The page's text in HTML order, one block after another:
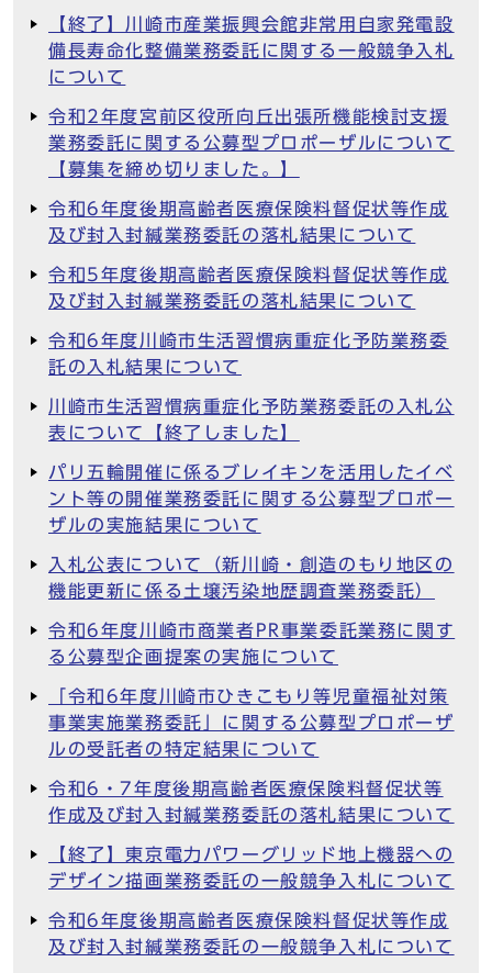
【終了】川崎市産業振興会館非常用自家発電設
備長寿命化整備業務委託に関する一般競争入札
について
令和2年度宮前区役所向丘出張所機能検討支援
業務委託に関する公募型プロポーザルについて
【募集を締め切りました。】
令和6年度後期高齢者医療保険料督促状等作成
及び封入封緘業務委託の落札結果について
令和5年度後期高齢者医療保険料督促状等作成
及び封入封緘業務委託の落札結果について
令和6年度川崎市生活習慣病重症化予防業務委
託の入札結果について
川崎市生活習慣病重症化予防業務委託の入札公
表について【終了しました】
パリ五輪開催に係るブレイキンを活用したイベ
ント等の開催業務委託に関する公募型プロポー
ザルの実施結果について
入札公表について（新川崎・創造のもり地区の
機能更新に係る土壌汚染地歴調査業務委託）
令和6年度川崎市商業者PR事業委託業務に関す
る公募型企画提案の実施について
「令和6年度川崎市ひきこもり等児童福祉対策
事業実施業務委託」に関する公募型プロポーザ
ルの受託者の特定結果について
令和6・7年度後期高齢者医療保険料督促状等
作成及び封入封緘業務委託の落札結果について
【終了】東京電力パワーグリッド地上機器への
デザイン描画業務委託の一般競争入札について
令和6年度後期高齢者医療保険料督促状等作成
及び封入封緘業務委託の一般競争入札について